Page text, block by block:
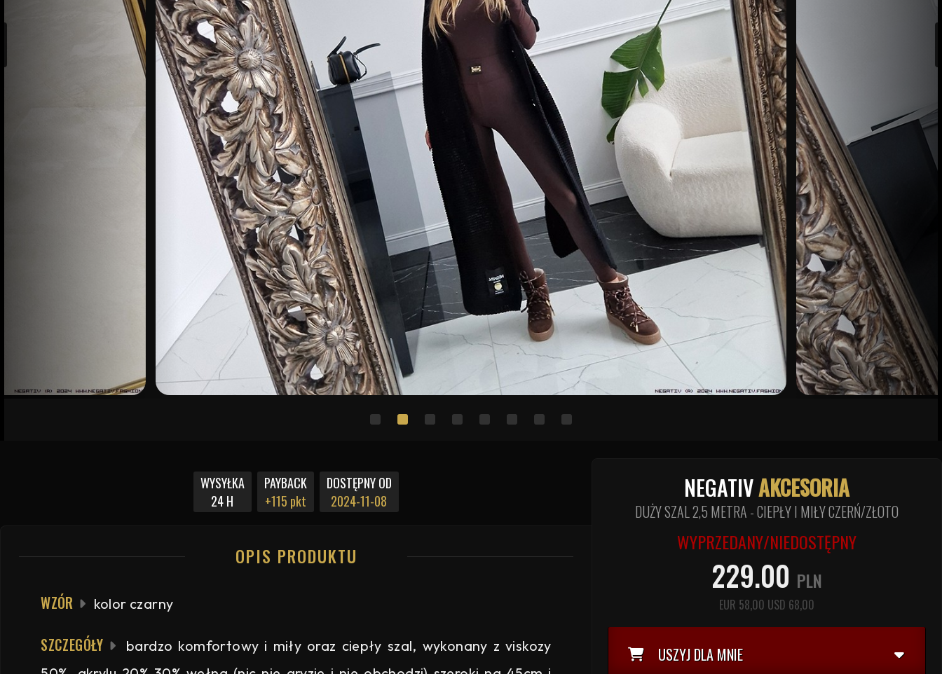
WYSYŁKA
24 H
PAYBACK
+115 pkt
DOSTĘPNY OD
2024-11-08
OPIS PRODUKTU
WZÓR kolor czarny
SZCZEGÓŁY
bardzo komfortowy i miły oraz ciepły szal, wykonany z viskozy
NEGATIVAKCESORIA
DUŻY SZAL 2,5 METRA - CIEPŁY I MIŁY CZERŃ/ZŁOTO
WYPRZEDANY/NIEDOSTĘPNY
229.00 PLN
EUR 58,00 USD 68,00
USZYJ DLA MNIE